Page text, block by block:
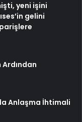
yeni işini
gelini
Ardından
Anlaşma İhtimali